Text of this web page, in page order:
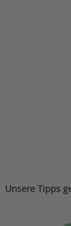
Unsere Tipps